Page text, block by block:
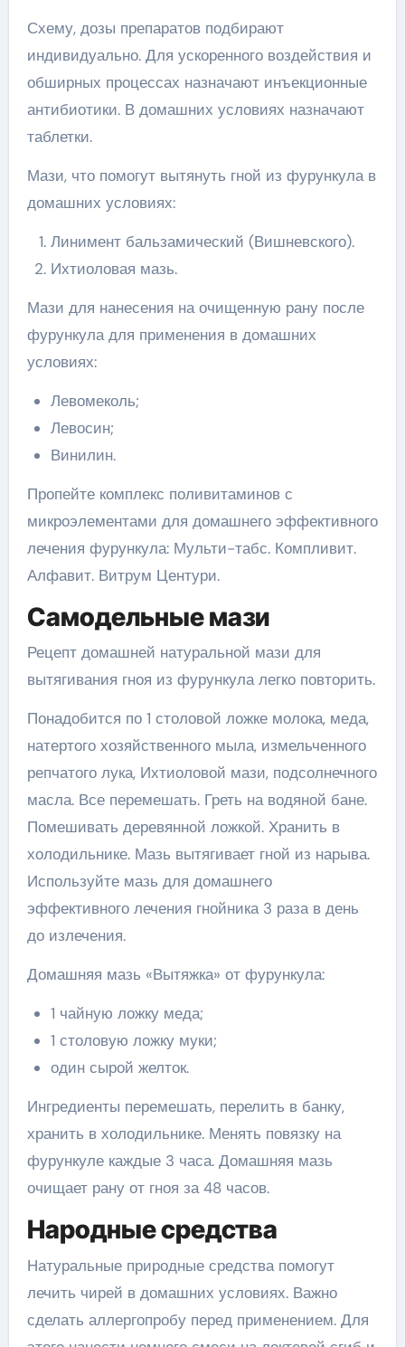
Схему, дозы препаратов подбирают
индивидуально. Для ускоренного воздействия и
обширных процессах назначают инъекционные
антибиотики. В домашних условиях назначают
таблетки.
Мази, что помогут вытянуть гной из фурункула в
домашних условиях:
Линимент бальзамический (Вишневского).
Ихтиоловая мазь.
Мази для нанесения на очищенную рану после
фурункула для применения в домашних
условиях:
Левомеколь;
Левосин;
Винилин.
Пропейте комплекс поливитаминов с
микроэлементами для домашнего эффективного
лечения фурункула: Мульти-табс. Компливит.
Алфавит. Витрум Центури.
Самодельные мази
Рецепт домашней натуральной мази для
вытягивания гноя из фурункула легко повторить.
Понадобится по 1 столовой ложке молока, меда,
натертого хозяйственного мыла, измельченного
репчатого лука, Ихтиоловой мази, подсолнечного
масла. Все перемешать. Греть на водяной бане.
Помешивать деревянной ложкой. Хранить в
холодильнике. Мазь вытягивает гной из нарыва.
Используйте мазь для домашнего
эффективного лечения гнойника 3 раза в день
до излечения.
Домашняя мазь «Вытяжка» от фурункула:
1 чайную ложку меда;
1 столовую ложку муки;
один сырой желток.
Ингредиенты перемешать, перелить в банку,
хранить в холодильнике. Менять повязку на
фурункуле каждые 3 часа. Домашняя мазь
очищает рану от гноя за 48 часов.
Народные средства
Натуральные природные средства помогут
лечить чирей в домашних условиях. Важно
сделать аллергопробу перед применением. Для